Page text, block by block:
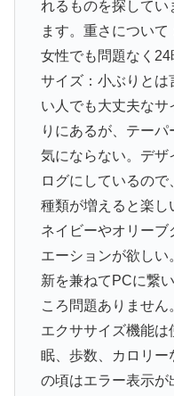
れるものを探して
ます。重さについて
女性でも問題なく24
サイズ：小ぶりとは
い人でも大丈夫な
りにあるが、テー
気にならない。デザ
ログにしているの
種類が増えると楽し
ネイビーやオリーブ
エーションが欲し
新を兼ねてPCに繋
ころ問題ありません
エクササイズ機能
眠、歩数、カロリー
の頃はエラー表示が